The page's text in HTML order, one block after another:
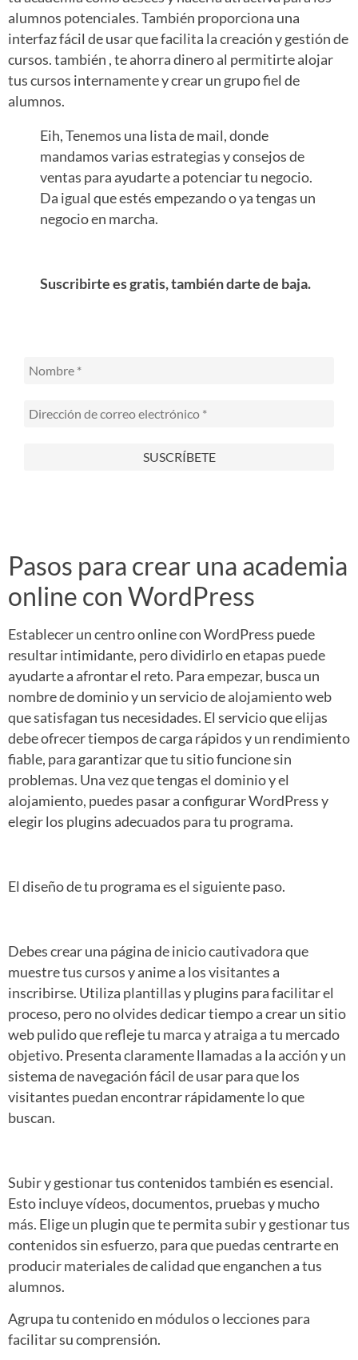
alumnos potenciales. También proporciona una
interfaz fácil de usar que facilita la creación y gestión de
cursos. también , te ahorra dinero al permitirte alojar
tus cursos internamente y crear un grupo fiel de
alumnos.
Eih, Tenemos una lista de mail, donde
mandamos varias estrategias y consejos de
ventas para ayudarte a potenciar tu negocio.
Da igual que estés empezando o ya tengas un
negocio en marcha.
Suscribirte es gratis, también darte de baja.
Pasos para crear una academia
online con WordPress
Establecer un centro online con WordPress puede
resultar intimidante, pero dividirlo en etapas puede
ayudarte a afrontar el reto. Para empezar, busca un
nombre de dominio y un servicio de alojamiento web
que satisfagan tus necesidades. El servicio que elijas
debe ofrecer tiempos de carga rápidos y un rendimiento
fiable, para garantizar que tu sitio funcione sin
problemas. Una vez que tengas el dominio y el
alojamiento, puedes pasar a configurar WordPress y
elegir los plugins adecuados para tu programa.
El diseño de tu programa es el siguiente paso.
Debes crear una página de inicio cautivadora que
muestre tus cursos y anime a los visitantes a
inscribirse. Utiliza plantillas y plugins para facilitar el
proceso, pero no olvides dedicar tiempo a crear un sitio
web pulido que refleje tu marca y atraiga a tu mercado
objetivo. Presenta claramente llamadas a la acción y un
sistema de navegación fácil de usar para que los
visitantes puedan encontrar rápidamente lo que
buscan.
Subir y gestionar tus contenidos también es esencial.
Esto incluye vídeos, documentos, pruebas y mucho
más. Elige un plugin que te permita subir y gestionar tus
contenidos sin esfuerzo, para que puedas centrarte en
producir materiales de calidad que enganchen a tus
alumnos.
Agrupa tu contenido en módulos o lecciones para
facilitar su comprensión.